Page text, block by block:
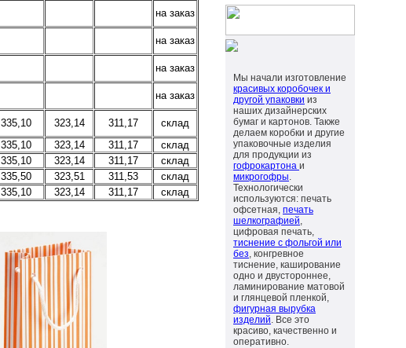
на заказ
на заказ
на заказ
на заказ
335,10 323,14 311,17
склад
335,10 323,14 311,17
склад
335,10 323,14 311,17
склад
335,50 323,51 311,53
склад
335,10 323,14 311,17 склад
Мы начали изготовление
красивых коробочек и
другой упаковки из
наших дизайнерских
бумаг и картонов. Также
делаем коробки и другие
упаковочные изделия
для продукции из
гофрокартона и
микрогофры.
Технологически
используются: печать
офсетная, печать
шелкографией,
цифровая печать,
тиснение с фольгой или
без, конгревное
тиснение, каширование
одно и двустороннее,
ламинирование матовой
и глянцевой пленкой,
фигурная вырубка
изделий. Все это
красиво, качественно и
оперативно.